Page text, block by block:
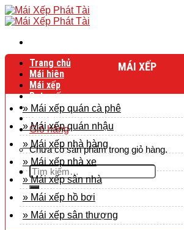
Skip
to
Trang chủ
Mái hiên
Mái xếp
Bạt cuốn
Bạt mái che
Liên hệ
Giỏ hàng
Chưa có sản phẩm trong giỏ hàng.
Tìm
kiếm:
MÁI XẾP
» Mái xếp quán cà phê
» Mái xếp quán nhậu
» Mái xếp nhà hàng
» Mái xếp nhà xe
» Mái xếp sân nhà
» Mái xếp hồ bơi
» Mái xếp sân thượng